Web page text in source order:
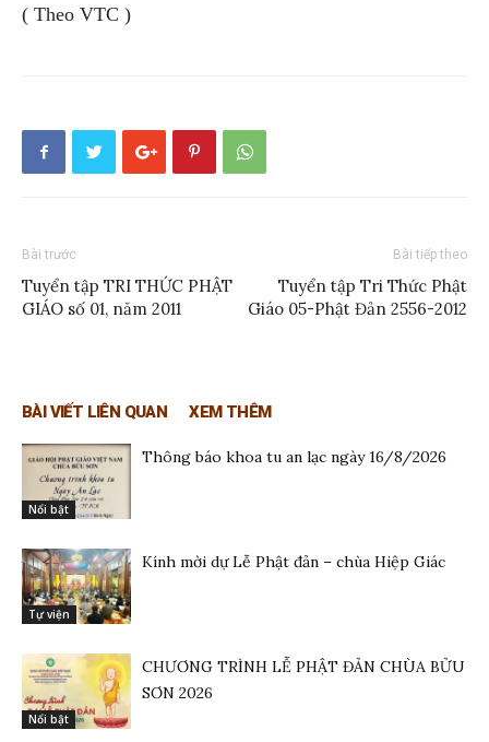
( Theo VTC )
Bài trước
Tuyển tập TRI THỨC PHẬT
GIÁO số 01, năm 2011
Bài tiếp theo
Tuyển tập Tri Thức Phật
Giáo 05-Phật Đản 2556-2012
BÀI VIẾT LIÊN QUAN XEM THÊM
Nổi bật
Thông báo khoa tu an lạc ngày 16/8/2026
Tự viện
Kính mời dự Lễ Phật đản – chùa Hiệp Giác
Nổi bật
CHƯƠNG TRÌNH LỄ PHẬT ĐẢN CHÙA BỬU
SƠN 2026